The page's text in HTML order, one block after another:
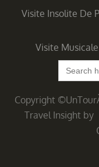
Visite Insolite De
Visite
Search
for:
Copyright
Travel Insight by